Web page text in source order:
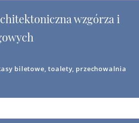
wzgórza i
biletowe, toalety, przechowalnia